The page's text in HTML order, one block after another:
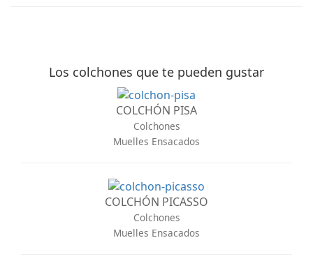
Los colchones que te pueden gustar
COLCHÓN PISA
Colchones
Muelles Ensacados
COLCHÓN PICASSO
Colchones
Muelles Ensacados